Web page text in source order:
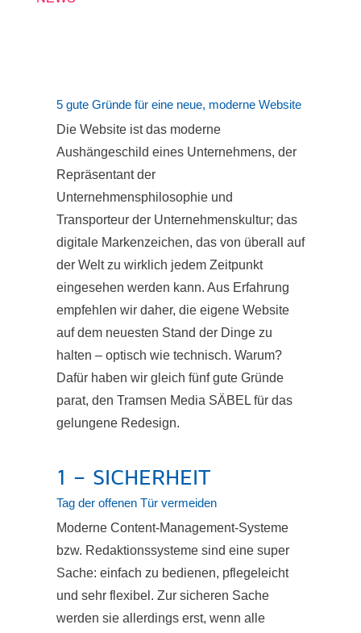
5 gute Gründe für eine neue, moderne Website
Die Website ist das moderne
Aushängeschild eines Unternehmens, der
Repräsentant der
Unternehmensphilosophie und
Transporteur der Unternehmenskultur; das
digitale Markenzeichen, das von überall auf
der Welt zu wirklich jedem Zeitpunkt
eingesehen werden kann. Aus Erfahrung
empfehlen wir daher, die eigene Website
auf dem neuesten Stand der Dinge zu
halten – optisch wie technisch. Warum?
Dafür haben wir gleich fünf gute Gründe
parat, den Tramsen Media SÄBEL für das
gelungene Redesign.
1 – SICHERHEIT
Tag der offenen Tür vermeiden
Moderne Content-Management-Systeme
bzw. Redaktionssysteme sind eine super
Sache: einfach zu bedienen, pflegeleicht
und sehr flexibel. Zur sicheren Sache
werden sie allerdings erst, wenn alle